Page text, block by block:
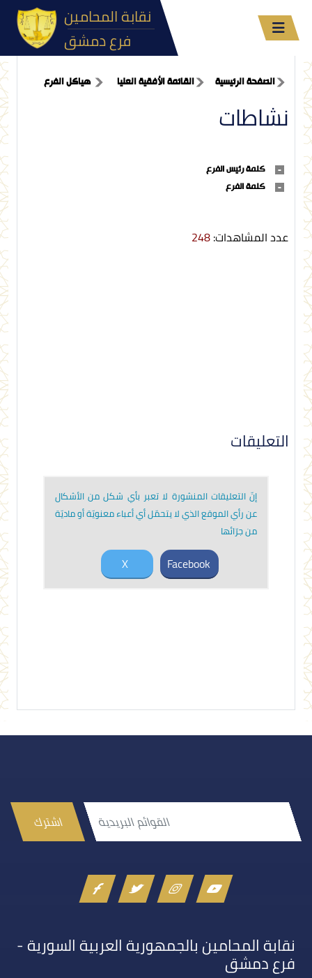
فرع دمشق
الصفحة الرئيسية القائمة الأفقية العليا هياكل الفرع
نشاطات
كلمة رئيس الفرع
كلمة الفرع
عدد المشاهدات:248
التعليقات
إنّ التعليقات المنشورة لا تعبر بأي شكل من الأشكال
عن رأي الموقع الذي لا يتحمّل أي أعباء معنويّة أو ماديّة
من جرّائها
X Facebook
اشترك
نقابة المحامين بالجمهورية العربية السورية -
فرع دمشق